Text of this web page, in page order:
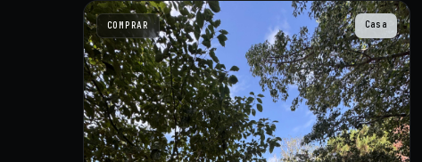
COMPRAR Casa